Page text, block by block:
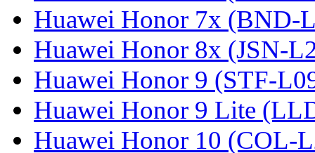
Huawei Honor 7x (BND-
Huawei Honor 8x (JSN-
Huawei Honor 9 (STF-
Huawei Honor 9 Lite
Huawei Honor 10 (COL-